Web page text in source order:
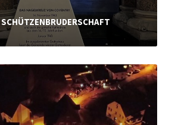
SCHÜTZENBRUDERSCHAFT